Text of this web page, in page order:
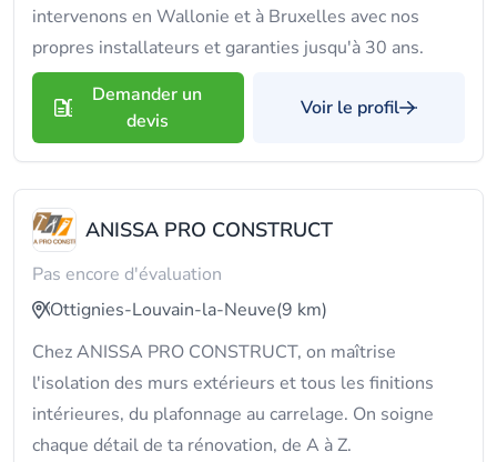
intervenons en Wallonie et à Bruxelles avec nos
propres installateurs et garanties jusqu'à 30 ans.
Demander un
devis
Voir le profil
ANISSA PRO CONSTRUCT
Pas encore d'évaluation
Ottignies-Louvain-la-Neuve(9 km)
Chez ANISSA PRO CONSTRUCT, on maîtrise
l'isolation des murs extérieurs et tous les finitions
intérieures, du plafonnage au carrelage. On soigne
chaque détail de ta rénovation, de A à Z.